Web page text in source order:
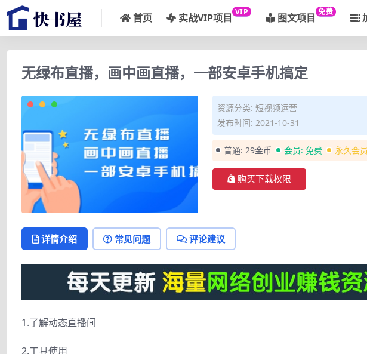
首页 实战VIP项目 VIP 图文项目 免费
无绿布直播，画中画直播，一部安卓手机搞定
资源分类: 短视频运营
发布时间: 2021-10-31
普通: 29金币 会员: 免费 永久会
购买下载权限
详情介绍 常见问题 评论建议
1.了解动态直播间
2.工具使用